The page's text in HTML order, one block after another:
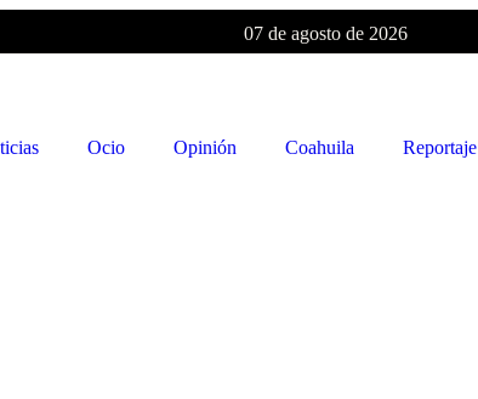
07 de agosto de 2026
Ocio Opinión Coahuila Reportaje